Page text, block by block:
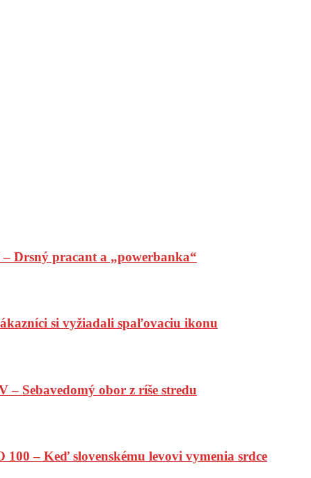
Drsný pracant a „powerbanka“
si vyžiadali spaľovaciu ikonu
– Sebavedomý obor z ríše stredu
100 – Keď slovenskému levovi vymenia srdce